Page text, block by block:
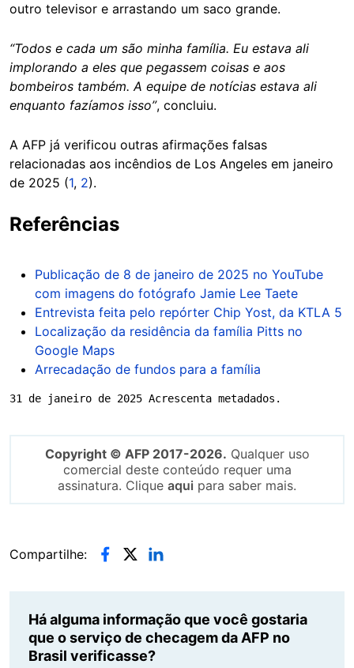
outro televisor e arrastando um saco grande.
“Todos e cada um são minha família. Eu estava ali
implorando a eles que pegassem coisas e aos
bombeiros também. A equipe de notícias estava ali
enquanto fazíamos isso”, concluiu.
A AFP já verificou outras afirmações falsas
relacionadas aos incêndios de Los Angeles em janeiro
de 2025 (1, 2).
Referências
Publicação de 8 de janeiro de 2025 no YouTube
com imagens do fotógrafo Jamie Lee Taete
Entrevista feita pelo repórter Chip Yost, da KTLA 5
Localização da residência da família Pitts no
Google Maps
Arrecadação de fundos para a família
31 de janeiro de 2025 Acrescenta metadados.
Copyright © AFP 2017-2026. Qualquer uso
comercial deste conteúdo requer uma
assinatura. Clique aqui para saber mais.
Compartilhe:
Há alguma informação que você gostaria
que o serviço de checagem da AFP no
Brasil verificasse?